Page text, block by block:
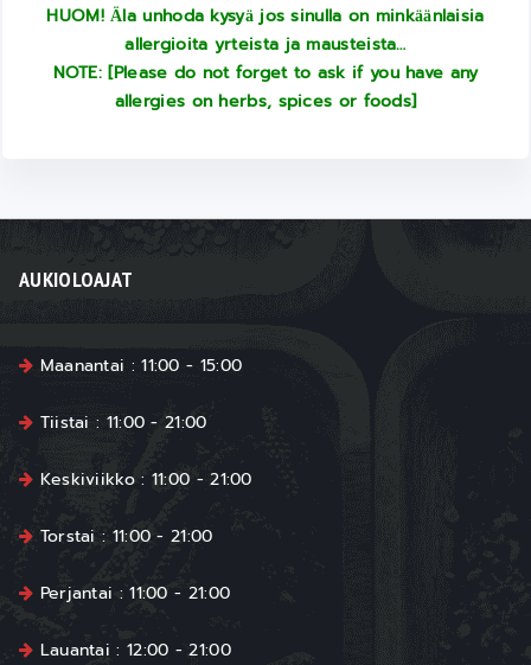
HUOM! Ӓla unhoda kysyӓ jos sinulla on minkӓӓnlaisia
allergioita yrteista ja mausteista…
NOTE: [Please do not forget to ask if you have any
allergies on herbs, spices or foods]
AUKIOLOAJAT
Maanantai : 11:00 - 15:00
Tiistai : 11:00 - 21:00
Keskiviikko : 11:00 - 21:00
Torstai : 11:00 - 21:00
Perjantai : 11:00 - 21:00
Lauantai : 12:00 - 21:00